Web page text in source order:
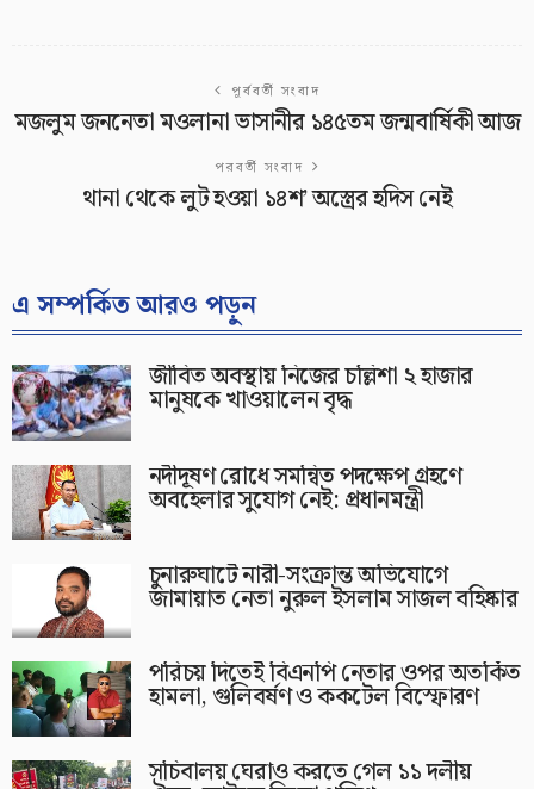
পূর্ববর্তী সংবাদ
মজলুম জননেতা মওলানা ভাসানীর ১৪৫তম জন্মবার্ষিকী আজ
পরবর্তী সংবাদ
থানা থেকে লুট হওয়া ১৪শ’ অস্ত্রের হদিস নেই
এ সম্পর্কিত আরও পড়ুন
জীবিত অবস্থায় নিজের চল্লিশা ২ হাজার
মানুষকে খাওয়ালেন বৃদ্ধ
নদীদূষণ রোধে সমন্বিত পদক্ষেপ গ্রহণে
অবহেলার সুযোগ নেই: প্রধানমন্ত্রী
চুনারুঘাটে নারী-সংক্রান্ত অভিযোগে
জামায়াত নেতা নুরুল ইসলাম সাজল বহিষ্কার
পরিচয় দিতেই বিএনপি নেতার ওপর অতর্কিত
হামলা, গুলিবর্ষণ ও ককটেল বিস্ফোরণ
সচিবালয় ঘেরাও করতে গেল ১১ দলীয়